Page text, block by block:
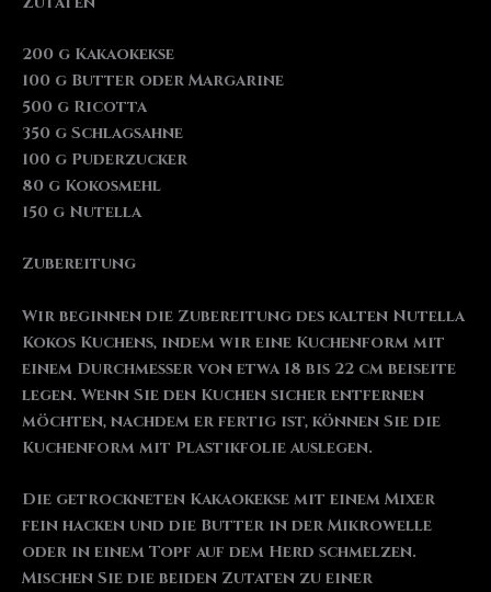
200 g Kakaokekse
100 g Butter oder Margarine
500 g Ricotta
350 g Schlagsahne
100 g Puderzucker
80 g Kokosmehl
150 g Nutella
Zubereitung
Wir beginnen die Zubereitung des kalten Nutella
Kokos Kuchens, indem wir eine Kuchenform mit
einem Durchmesser von etwa 18 bis 22 cm beiseite
legen. Wenn Sie den Kuchen sicher entfernen
möchten, nachdem er fertig ist, können Sie die
Kuchenform mit Plastikfolie auslegen.
Die getrockneten Kakaokekse mit einem Mixer
fein hacken und die Butter in der Mikrowelle
oder in einem Topf auf dem Herd schmelzen.
Mischen Sie die beiden Zutaten zu einer